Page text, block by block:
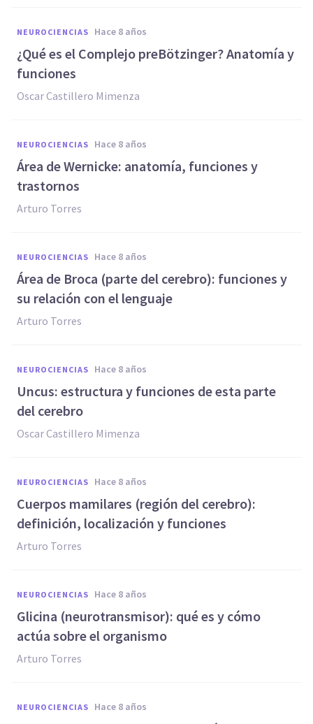
NEUROCIENCIAS hace 8 años
¿Qué es el Complejo preBötzinger? Anatomía y
funciones
Oscar Castillero Mimenza
NEUROCIENCIAS hace 8 años
Área de Wernicke: anatomía, funciones y
trastornos
Arturo Torres
NEUROCIENCIAS hace 8 años
Área de Broca (parte del cerebro): funciones y
su relación con el lenguaje
Arturo Torres
NEUROCIENCIAS hace 8 años
Uncus: estructura y funciones de esta parte
del cerebro
Oscar Castillero Mimenza
NEUROCIENCIAS hace 8 años
Cuerpos mamilares (región del cerebro):
definición, localización y funciones
Arturo Torres
NEUROCIENCIAS hace 8 años
​Glicina (neurotransmisor): qué es y cómo
actúa sobre el organismo
Arturo Torres
NEUROCIENCIAS hace 8 años